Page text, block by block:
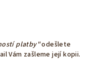
platby"odešlete
Vám zašleme její kopii.